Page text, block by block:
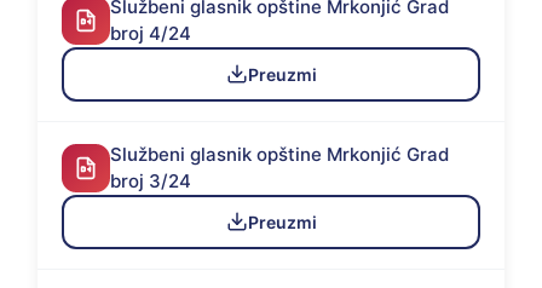
Službeni glasnik opštine Mrkonjić Grad
broj 4/24
Preuzmi
Službeni glasnik opštine Mrkonjić Grad
broj 3/24
Preuzmi